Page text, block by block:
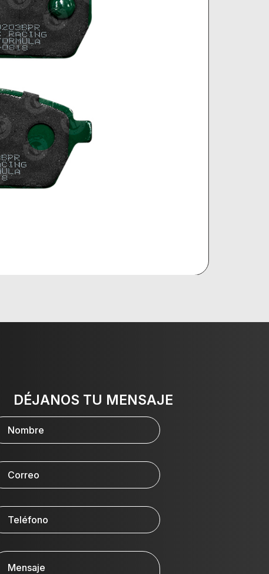
DÉJANOS TU MENSAJE